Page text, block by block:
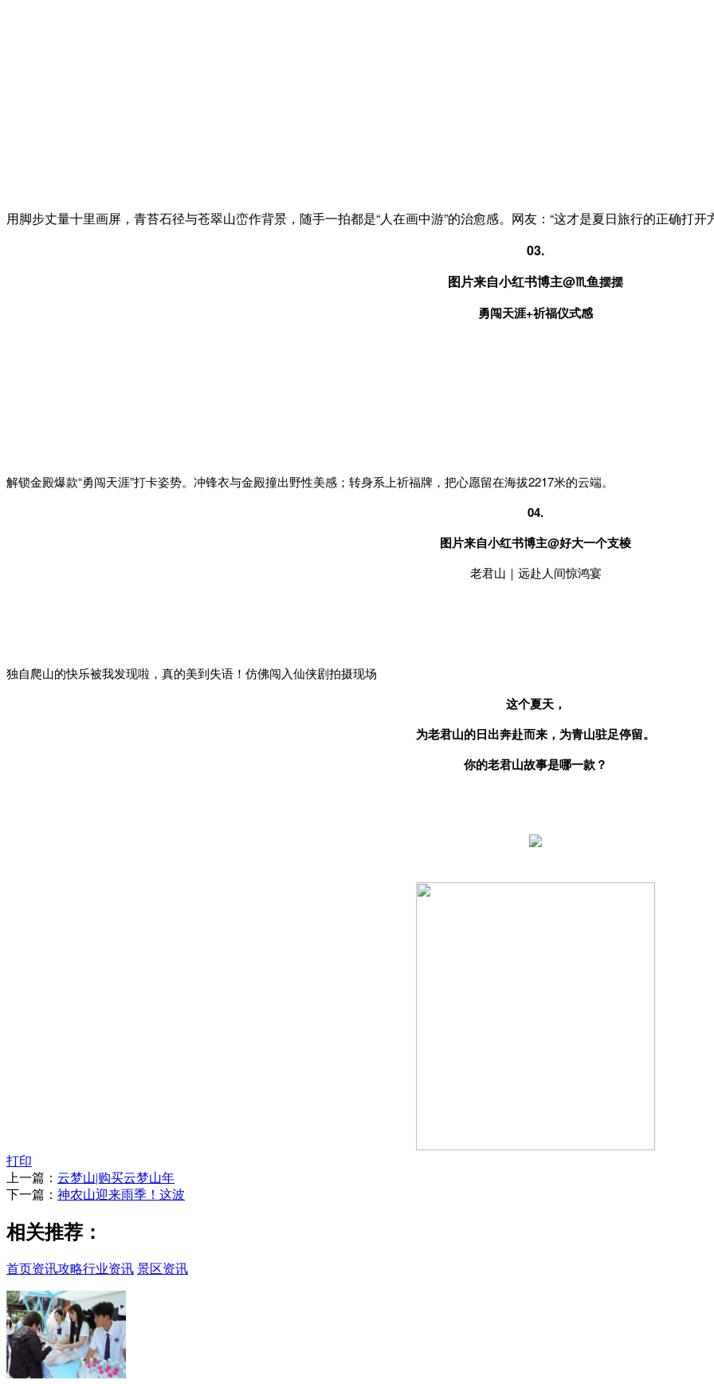
用脚步丈量十里画屏，青苔石径与苍翠山峦作背景，随手一拍都是“人在画中游”的治愈感。网友：“这才是夏日旅行的正确打开
03.
图片来自小红书博主@♏鱼摆摆
勇闯天涯+祈福仪式感
解锁金殿爆款“勇闯天涯”打卡姿势。冲锋衣与金殿撞出野性美感；转身系上祈福牌，把心愿留在海拔2217米的云端。
04.
图片来自小红书博主@好大一个支棱
老君山｜远赴人间惊鸿宴
独自爬山的快乐被我发现啦，真的美到失语！仿佛闯入仙侠剧拍摄现场
这个夏天，
为老君山的日出奔赴而来，为青山驻足停留。
你的老君山故事是哪一款？
打印
上一篇： 云梦山|购买云梦山年
下一篇： 神农山迎来雨季！这波
相关推荐：
首页资讯攻略行业资讯 景区资讯